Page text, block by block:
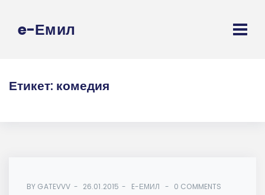
e-Емил
Етикет: комедия
BY GATEVVV 26.01.2015 E-ЕМИЛ 0 COMMENTS